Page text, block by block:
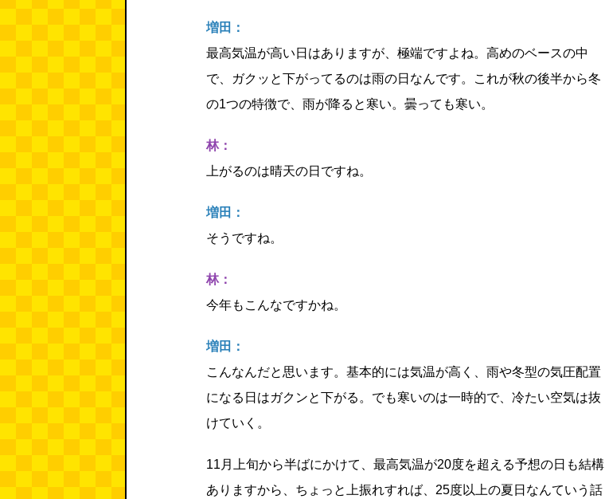
増田：
最高気温が高い日はありますが、極端ですよね。高めのベースの中
で、ガクッと下がってるのは雨の日なんです。これが秋の後半から冬
の1つの特徴で、雨が降ると寒い。曇っても寒い。
林：
上がるのは晴天の日ですね。
増田：
そうですね。
林：
今年もこんなですかね。
増田：
こんなんだと思います。基本的には気温が高く、雨や冬型の気圧配置
になる日はガクンと下がる。でも寒いのは一時的で、冷たい空気は抜
けていく。
11月上旬から半ばにかけて、最高気温が20度を超える予想の日も結構
ありますから、ちょっと上振れすれば、25度以上の夏日なんていう話